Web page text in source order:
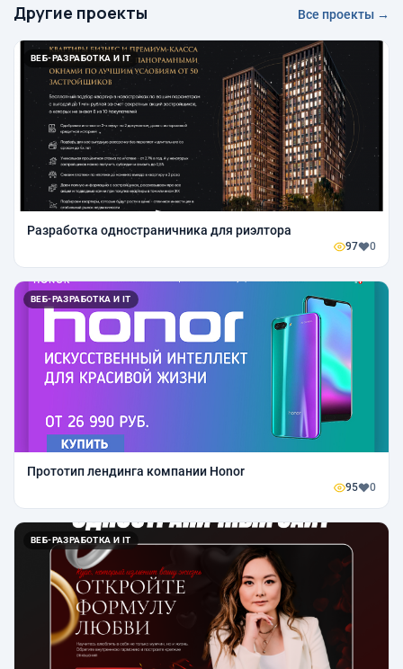
Другие проекты Все проекты →
ВЕБ-РАЗРАБОТКА И IT
Разработка одностраничника для риэлтора
97 0
ВЕБ-РАЗРАБОТКА И IT
Прототип лендинга компании Honor
95 0
ВЕБ-РАЗРАБОТКА И IT